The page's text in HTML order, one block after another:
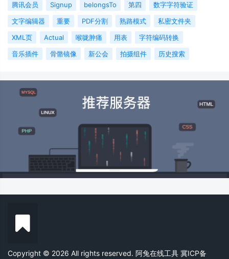
腾讯会员
Signup belongsTo 第四
数字字符验证
文字编辑器
重要 PDF分割 熟路模式
私密文件夹
XML页
Actual 喉咙肿痛 用表
字符编码转换
音乐插件
骨骼镜像 新公会 拍摄组件 历史搜索
Copyright © 2026 All rights reserved. 阿兔在线工具 冀ICP备